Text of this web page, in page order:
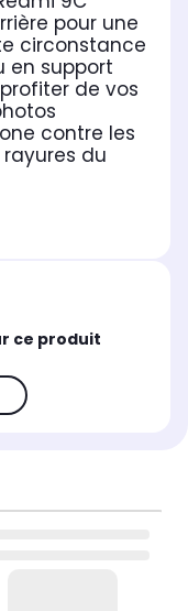
pour une
circonstance
en support
de vos
contre les
du
ce produit